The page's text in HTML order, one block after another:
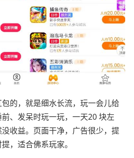
的，就是细水长流，玩一会儿给
、发呆时玩一玩，一天20 块左
收益。页面干净，广告很少，提
，适合佛系玩家。